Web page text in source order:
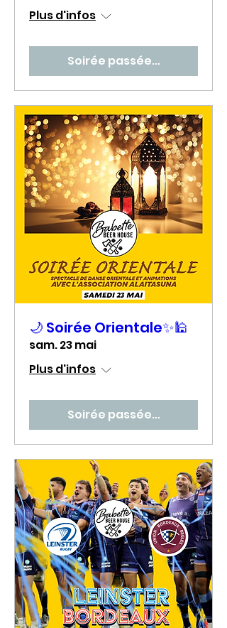
Plus d'infos
Soirée passée...
🌙 Soirée Orientale✨🕌
sam. 23 mai
Plus d'infos
Soirée passée...